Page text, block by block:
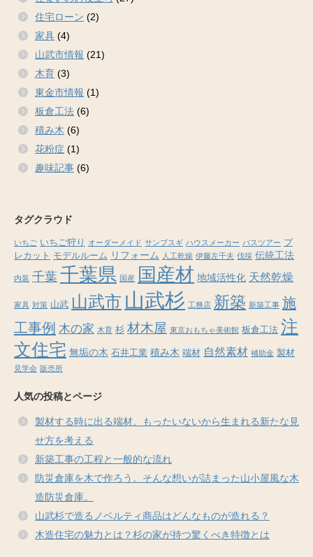
住宅ローン (2)
家具 (4)
山武市情報 (21)
木育 (3)
東金市情報 (1)
板倉工法 (6)
積み木 (6)
花粉症 (1)
趣味記事 (6)
タグクラウド
いちご いちご狩り オーダーメイド サンブスギ ハウスメーカー バスツアー プ
レカット モデルルーム リフォーム 人工乾燥 伊藤左千夫 伐採 伝統工法
内装 千葉 千葉県 国産 国産材 地域活性化 天然乾燥
家具 対策 山武 山武市 山武杉 工務店 新築 新築工事 施
工事例 木の家 木育 杉 材木屋 東京おもちゃ美術館 板倉工法 注
文住宅 無垢の木 石井工業 積み木 端材 自然素材 補助金 製材
見学会 販売所
人気の投稿とページ
製材する時に出る端材。もったいないから生まれる新たな見
せ方を考える
新築工事の工程と一般的な流れ
防災倉庫を木で作ろう。そんな想いが詰まった山小屋風な木
造防災倉庫。
山武杉で造るノベルティ商品はどんなものが造れる？
木造住宅の魅力とは？杉の家が持つ驚くべき特徴とは